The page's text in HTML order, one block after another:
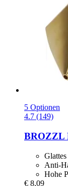
5 Optionen
4.7 (149)
BROZZL
Anti-
Hohe
€ 8,09